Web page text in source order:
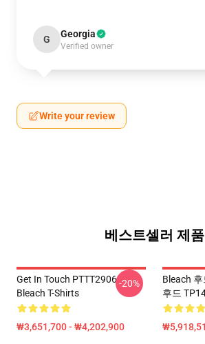
G Georgia
Verified owner
Write your review
베스트셀러 제품
Get In Touch PTTT2906
Bleach T-Shirts
₩3,651,700 - ₩4,202,900
-20%
Bleach
후드